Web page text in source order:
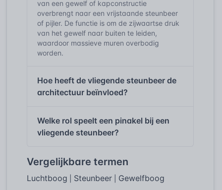
van een gewelf of kapconstructie
overbrengt naar een vrijstaande steunbeer
of pijler. De functie is om de zijwaartse druk
van het gewelf naar buiten te leiden,
waardoor massieve muren overbodig
worden.
Hoe heeft de vliegende steunbeer de
architectuur beïnvloed?
Welke rol speelt een pinakel bij een
vliegende steunbeer?
Vergelijkbare termen
Luchtboog Steunbeer Gewelfboog